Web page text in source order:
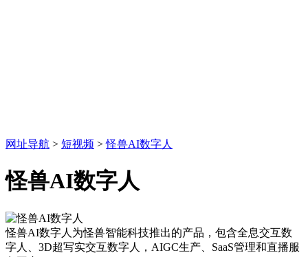
网址导航 > 短视频 >怪兽AI数字人
怪兽AI数字人
怪兽AI数字人为怪兽智能科技推出的产品，包含全息交互数
字人、3D超写实交互数字人，AIGC生产、SaaS管理和直播服